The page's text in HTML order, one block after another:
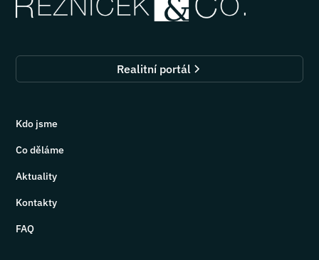
Realitní portál
Kdo jsme
Co děláme
Aktuality
Kontakty
FAQ